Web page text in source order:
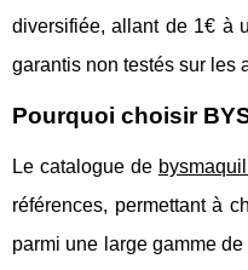
diversifiée, allant de 1€ à
garantis non testés sur les
Pourquoi choisir
Le catalogue de
références, permettant à
parmi une large gamme